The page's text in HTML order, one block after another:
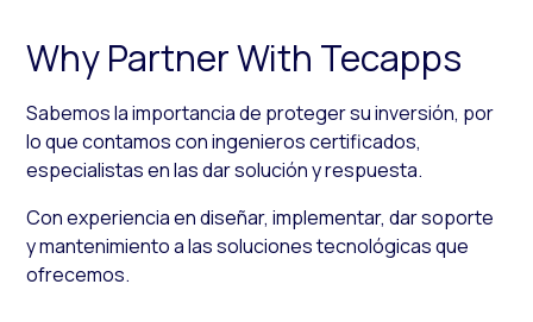
Why Partner With Tecapps
Sabemos la importancia de proteger su inversión, por
lo que contamos con ingenieros certificados,
especialistas en las dar solución y respuesta.
Con experiencia en diseñar, implementar, dar soporte
y mantenimiento a las soluciones tecnológicas que
ofrecemos.